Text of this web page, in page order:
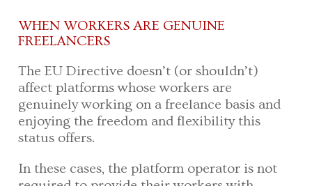
WHEN WORKERS ARE GENUINE
FREELANCERS
The EU Directive doesn’t (or shouldn’t)
affect platforms whose workers are
genuinely working on a freelance basis and
enjoying the freedom and flexibility this
status offers.
In these cases, the platform operator is not